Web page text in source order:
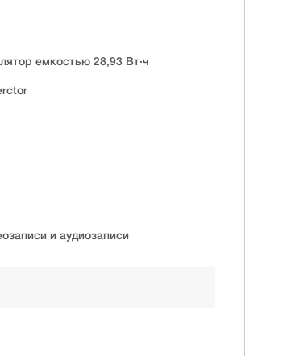
емкостью 28,93 Вт·ч
и аудиозаписи